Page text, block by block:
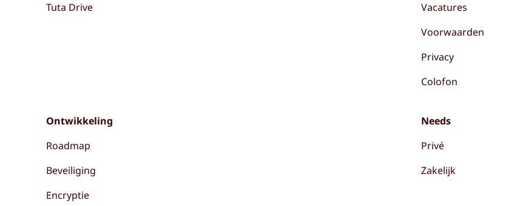
Tuta Drive
Vacatures
Voorwaarden
Privacy
Colofon
Ontwikkeling
Roadmap
Beveiliging
Encryptie
Needs
Privé
Zakelijk